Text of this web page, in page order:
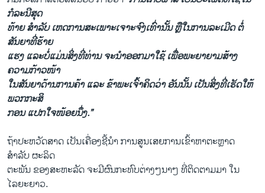
ກໍລະນີສຸດ
ທ້າຍ ສຳລັບ ເຫດການສະເພາະເຈາະຈົງເທົ່ານັ້ນ ຫຼືໃນການລະເມີດ ຕໍ່
ສັນຍາທີ່ຮ້າຍ
ແຮງ ແລະບໍ່ແມ່ນສິ່ງທີ່ທ່ານ ຈະນຳອອກມາໃຊ້ ເພື່ອພະຍາຍາມສ້າງ
ຄວາມກ້າວໜ້າ
ໃນສັນຍາດ້ານການຄ້າ ແລະ ຂ້າພະເຈົ້າຄິດວ່າ ອັນນັ້ນ ເປັນສິ່ງທີ່ເຮັດໃຫ້
ພວກກະສິ
ກອນ ແປກໃຈໜ້ອຍນຶ່ງ.”
ຖ້າປະຫວັດສາດ ເປັນເຄື່ອງຊີ້ນຳ ການສູນເສຍການເຂົ້າຫາຕະຫຼາດ
ສຳລັບ ຜະລິດ
ຕະພັນ ຂອງສະຫະລັດ ຈະມີຜົນກະທົບຕ່າງໆນາໆ ທີ່ຕິດຕາມມາ ໃນ
ໄລຍະຍາວ.